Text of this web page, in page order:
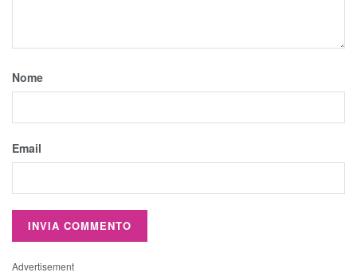
Nome
Email
Advertisement